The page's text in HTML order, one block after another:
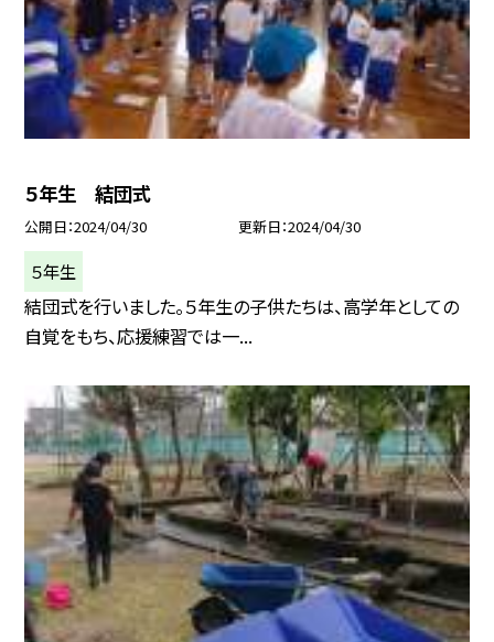
５年生 結団式
公開日 2024/04/30 更新日 2024/04/30
５年生
結団式を行いました。５年生の子供たちは、高学年としての
自覚をもち、応援練習では一...